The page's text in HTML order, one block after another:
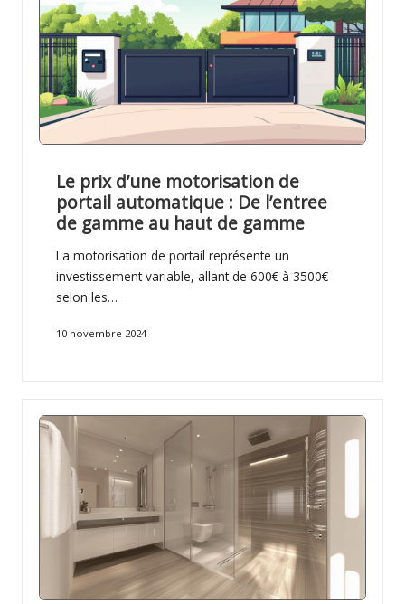
Le prix d’une motorisation de
portail automatique : De l’entree
de gamme au haut de gamme
La motorisation de portail représente un
investissement variable, allant de 600€ à 3500€
selon les…
10 novembre 2024